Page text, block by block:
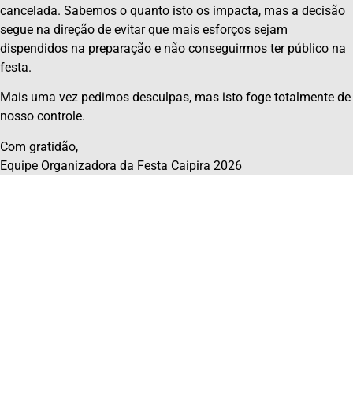
cancelada. Sabemos o quanto isto os impacta, mas a decisão
segue na direção de evitar que mais esforços sejam
dispendidos na preparação e não conseguirmos ter público na
festa.
Mais uma vez pedimos desculpas, mas isto foge totalmente de
nosso controle.
Com gratidão,
Equipe Organizadora da Festa Caipira 2026